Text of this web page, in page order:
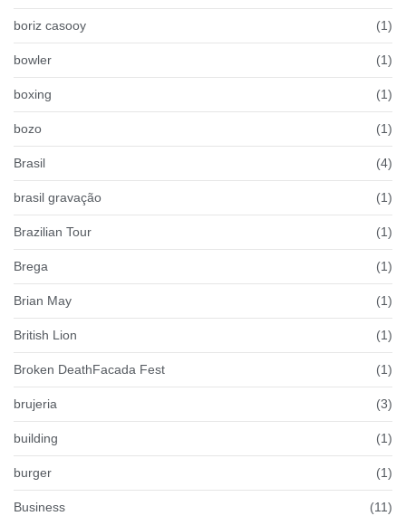
boriz casooy (1)
bowler (1)
boxing (1)
bozo (1)
Brasil (4)
brasil gravação (1)
Brazilian Tour (1)
Brega (1)
Brian May (1)
British Lion (1)
Broken DeathFacada Fest (1)
brujeria (3)
building (1)
burger (1)
Business (11)